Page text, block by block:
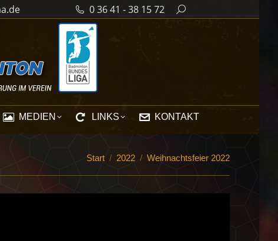
0 36 41 - 38 15 72 Search:
MEDIEN LINKS KONTAKT
Sie befinden sich hier:
Start 2022 Weihnachtsfeier 2022